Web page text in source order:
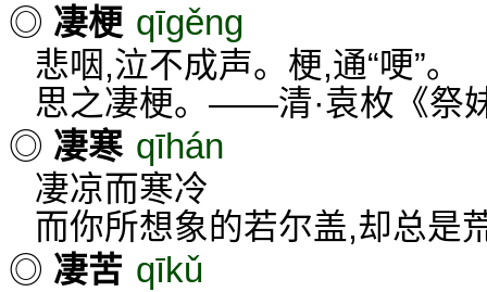
◎ 凄梗 qīgěng
悲咽,泣不成声。梗,通“哽”。
思之凄梗。——清·袁枚《祭
◎ 凄寒 qīhán
凄凉而寒冷
而你所想象的若尔盖,却总是
◎ 凄苦 qīkǔ